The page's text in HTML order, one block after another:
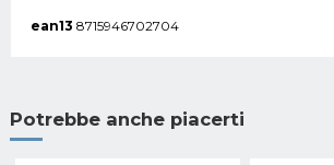
ean13 8715946702704
Potrebbe anche piacerti